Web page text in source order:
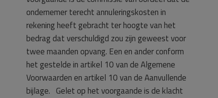
ondernemer terecht annuleringskosten in
rekening heeft gebracht ter hoogte van het
bedrag dat verschuldigd zou zijn geweest voor
twee maanden opvang. Een en ander conform
het gestelde in artikel 10 van de Algemene
Voorwaarden en artikel 10 van de Aanvullende
bijlage. Gelet op het voorgaande is de klacht